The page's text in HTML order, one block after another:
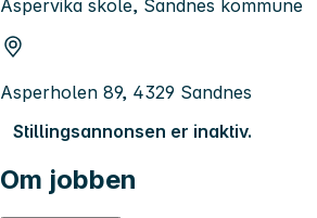
Aspervika skole, Sandnes kommune
Asperholen 89, 4329 Sandnes
Stillingsannonsen er inaktiv.
Om jobben